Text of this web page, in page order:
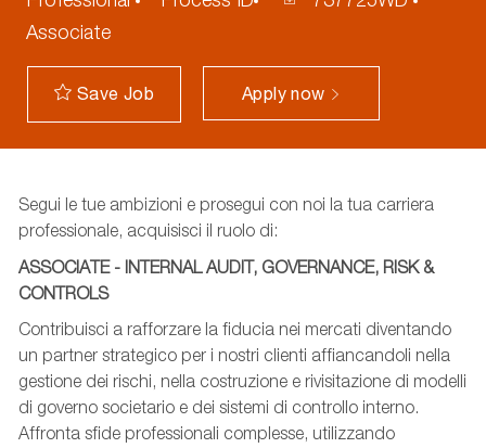
Associate
Save Job Apply now
Segui le tue ambizioni e prosegui con noi la tua carriera
professionale, acquisisci il ruolo di:
ASSOCIATE - INTERNAL AUDIT, GOVERNANCE, RISK &
CONTROLS
Contribuisci a rafforzare la fiducia nei mercati diventando
un partner strategico per i nostri clienti affiancandoli nella
gestione dei rischi, nella costruzione e rivisitazione di modelli
di governo societario e dei sistemi di controllo interno.
Affronta sfide professionali complesse, utilizzando